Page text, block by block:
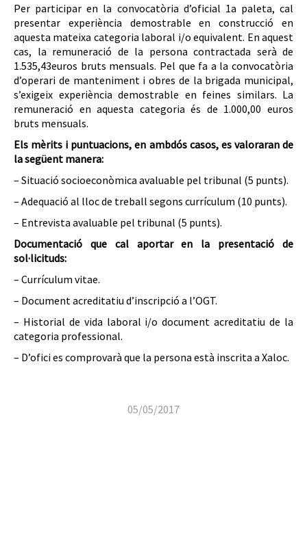
Per participar en la convocatòria d’oficial 1a paleta, cal
presentar experiència demostrable en construcció en
aquesta mateixa categoria laboral i/o equivalent. En aquest
cas, la remuneració de la persona contractada serà de
1.535,43euros bruts mensuals. Pel que fa a la convocatòria
d’operari de manteniment i obres de la brigada municipal,
s’exigeix experiència demostrable en feines similars. La
remuneració en aquesta categoria és de 1.000,00 euros
bruts mensuals.
Els mèrits i puntuacions, en ambdós casos, es valoraran de
la següent manera:
– Situació socioeconòmica avaluable pel tribunal (5 punts).
– Adequació al lloc de treball segons currículum (10 punts).
– Entrevista avaluable pel tribunal (5 punts).
Documentació que cal aportar en la presentació de
sol·licituds:
– Currículum vitae.
– Document acreditatiu d’inscripció a l’OGT.
– Historial de vida laboral i/o document acreditatiu de la
categoria professional.
– D’ofici es comprovarà que la persona està inscrita a Xaloc.
05/05/2017